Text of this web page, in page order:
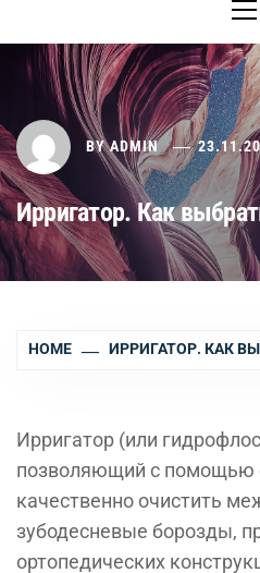
BYADMIN
Ирригатор. Как
HOME ИРРИГАТОР. КАК
Ирригатор (или
позволя­ющий с помощью
качественно очи­стить
зубодесневые борозды,
ортопедических